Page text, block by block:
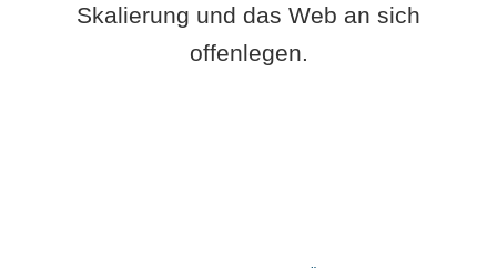
Skalierung und das Web an sich
offenlegen.